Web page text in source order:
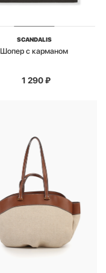
SCANDALIS
Шопер с карманом
1 290₽